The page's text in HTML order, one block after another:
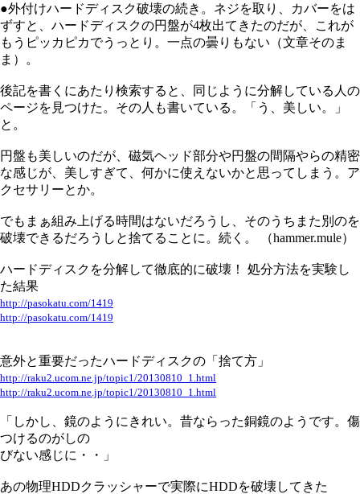
●外付けハードディスク破壊の続き。ネジを取り、カバーをは
ずすと、ハードディスクの円盤が4枚出てきたのだが、これが
もうピッカピカでうっとり。一点の曇りもない（文章そのま
ま）。
後記を書くにあたり検索すると、同じように分解している人の
ページを見つけた。その人も書いている。「う、美しい。」
と。
円盤も美しいのだが、磁気ヘッド部分や円盤の間隔やらの精密
な感じが、美しすぎて、何かに使えないかと思ってしまう。ア
クセサリーとか。
でもまぁ組み上げる時間はないだろうし、そのうちまた別のを
破壊できるだろうしと捨てることに。続く。 （hammer.mule）
ハードディスクを分解して徹底的に破壊！ 処分方法を実験し
た結果
http://pasokatu.com/1419
http://pasokatu.com/1419
意外と重要だったハードディスクの「捨て方」
http://raku2.ucom.ne.jp/topic1/20130810_1.html
http://raku2.ucom.ne.jp/topic1/20130810_1.html
「しかし、鏡のようにきれい。昔ならった銅鏡のようです。傷
つけるのがしの
びない感じに・・」
あの物理HDDクラッシャーで実際にHDDを破壊してきた